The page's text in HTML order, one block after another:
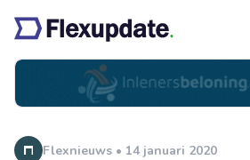
Flexnieuws • 14 januari 2020